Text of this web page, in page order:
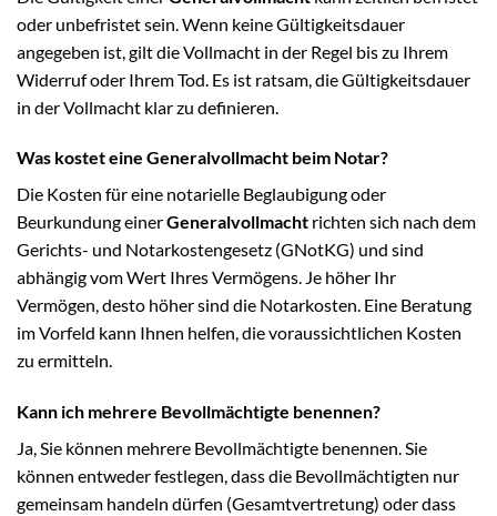
oder unbefristet sein. Wenn keine Gültigkeitsdauer
angegeben ist, gilt die Vollmacht in der Regel bis zu Ihrem
Widerruf oder Ihrem Tod. Es ist ratsam, die Gültigkeitsdauer
in der Vollmacht klar zu definieren.
Was kostet eine Generalvollmacht beim Notar?
Die Kosten für eine notarielle Beglaubigung oder
Beurkundung einerGeneralvollmacht richten sich nach dem
Gerichts- und Notarkostengesetz (GNotKG) und sind
abhängig vom Wert Ihres Vermögens. Je höher Ihr
Vermögen, desto höher sind die Notarkosten. Eine Beratung
im Vorfeld kann Ihnen helfen, die voraussichtlichen Kosten
zu ermitteln.
Kann ich mehrere Bevollmächtigte benennen?
Ja, Sie können mehrere Bevollmächtigte benennen. Sie
können entweder festlegen, dass die Bevollmächtigten nur
gemeinsam handeln dürfen (Gesamtvertretung) oder dass